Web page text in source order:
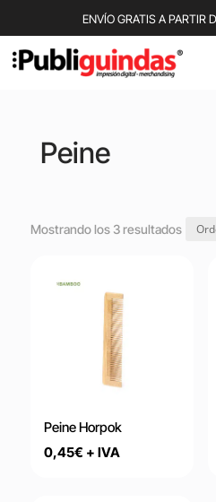
ENVÍO GRATIS A PARTIR
Peine
Mostrando los 3 resultados
Peine Horpok
0,45€ + IVA